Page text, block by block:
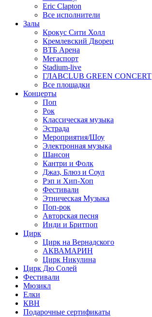
Eric Clapton
Все исполнители
Залы
Крокус Сити Холл
Кремлевский Дворец
ВТБ Арена
Мегаспорт
Stadium-live
ГЛАВCLUB GREEN CONCERT
Все площадки
Концерты
Поп
Рок
Классическая музыка
Эстрада
Мероприятия/Шоу
Электронная музыка
Шансон
Кантри и Фолк
Джаз, Блюз и Соул
Рэп и Хип-Хоп
Фестивали
Этническая Музыка
Поп-рок
Авторская песня
Инди и Бритпоп
Цирк
Цирк на Вернадского
АКВАМАРИН
Цирк Никулина
Цирк Дю Солей
Фестивали
Мюзикл
Елки
КВН
Подарочные сертификаты